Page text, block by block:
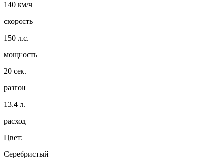
140 км/ч
скорость
150 л.с.
мощность
20 сек.
разгон
13.4 л.
расход
Цвет:
Серебристый